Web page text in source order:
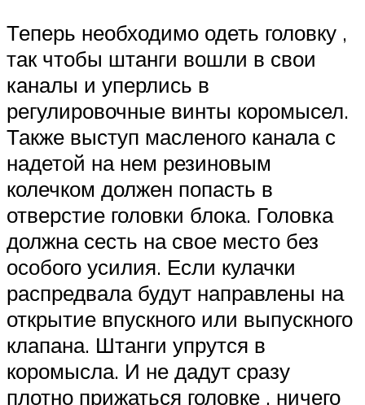
Теперь необходимо одеть головку ,
так чтобы штанги вошли в свои
каналы и уперлись в
регулировочные винты коромысел.
Также выступ масленого канала с
надетой на нем резиновым
колечком должен попасть в
отверстие головки блока. Головка
должна сесть на свое место без
особого усилия. Если кулачки
распредвала будут направлены на
открытие впускного или выпускного
клапана. Штанги упрутся в
коромысла. И не дадут сразу
плотно прижаться головке . ничего